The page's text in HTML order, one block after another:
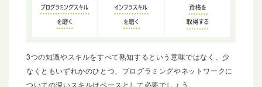
3つの知識やスキルをすべて熟知するという意味ではなく、少
なくともいずれかのひとつ、プログラミングやネットワークに
ついての深いスキルはベースとして必要でしょう。